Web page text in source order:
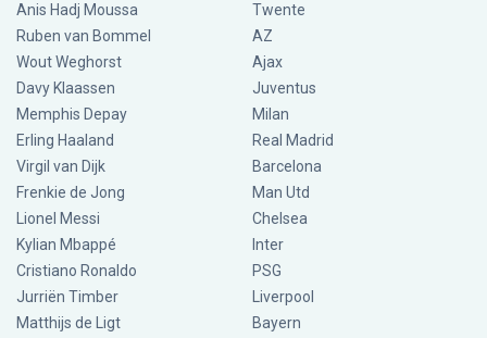
Anis Hadj Moussa
Ruben van Bommel
Wout Weghorst
Davy Klaassen
Memphis Depay
Erling Haaland
Virgil van Dijk
Frenkie de Jong
Lionel Messi
Kylian Mbappé
Cristiano Ronaldo
Jurriën Timber
Matthijs de Ligt
Twente
AZ
Ajax
Juventus
Milan
Real Madrid
Barcelona
Man Utd
Chelsea
Inter
PSG
Liverpool
Bayern